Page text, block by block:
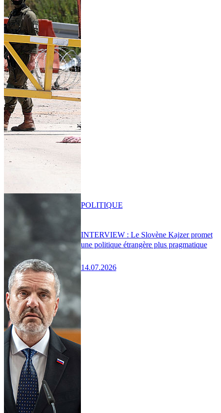
INTERVIEW : Le Slovène Kajzer promet
une politique étrangère plus pragmatique
14.07.2026
POLITIQUE